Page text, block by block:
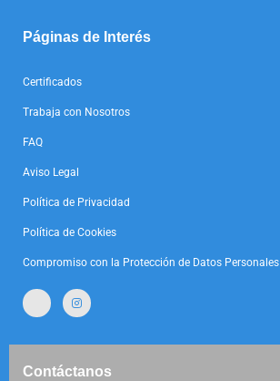
Páginas de Interés
Certificados
Trabaja con Nosotros
FAQ
Aviso Legal
Política de Privacidad
Política de Cookies
Compromiso con la Protección de Datos Personales
Contáctanos